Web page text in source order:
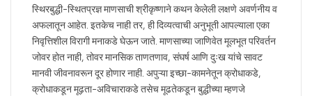
स्थिरबुद्धी-स्थितप्रज्ञ माणसाची श्रीकृष्णाने कथन केलेली लक्षणे अवर्णनीय व
अफलातून आहेत. इतकेच नाही तर, ही दिव्यत्वाची अनुभूती आपल्याला एका
निवृत्तिशील विरागी मनाकडे घेऊन जाते. माणसाच्या जाणिवेत मूलभूत परिवर्तन
जोवर होत नाही, तोवर मानसिक ताणतणाव, संघर्ष आणि दुःख यांचे सावट
मानवी जीवनावरून दूर होणार नाही. अपुऱ्या इच्छा-कामनेतून क्रोधाकडे,
क्रोधाकडून मूढ़ता-अविचाराकडे तसेच मूढतेकडून बुद्धीच्या म्हणजे